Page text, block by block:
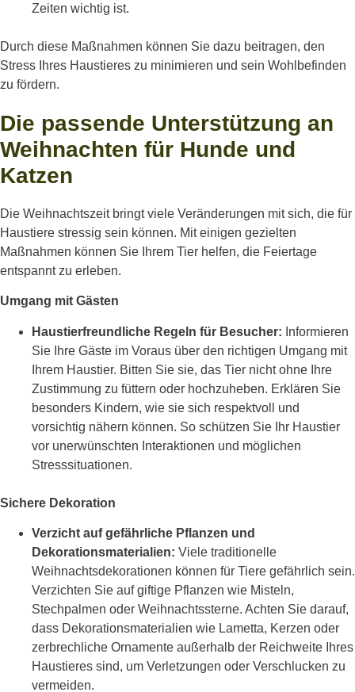
Zeiten wichtig ist.
Durch diese Maßnahmen können Sie dazu beitragen, den
Stress Ihres Haustieres zu minimieren und sein Wohlbefinden
zu fördern.
Die passende Unterstützung an
Weihnachten für Hunde und
Katzen
Die Weihnachtszeit bringt viele Veränderungen mit sich, die für
Haustiere stressig sein können. Mit einigen gezielten
Maßnahmen können Sie Ihrem Tier helfen, die Feiertage
entspannt zu erleben.
Umgang mit Gästen
Haustierfreundliche Regeln für Besucher: Informieren
Sie Ihre Gäste im Voraus über den richtigen Umgang mit
Ihrem Haustier. Bitten Sie sie, das Tier nicht ohne Ihre
Zustimmung zu füttern oder hochzuheben. Erklären Sie
besonders Kindern, wie sie sich respektvoll und
vorsichtig nähern können. So schützen Sie Ihr Haustier
vor unerwünschten Interaktionen und möglichen
Stresssituationen.
Sichere Dekoration
Verzicht auf gefährliche Pflanzen und
Dekorationsmaterialien: Viele traditionelle
Weihnachtsdekorationen können für Tiere gefährlich sein.
Verzichten Sie auf giftige Pflanzen wie Misteln,
Stechpalmen oder Weihnachtssterne. Achten Sie darauf,
dass Dekorationsmaterialien wie Lametta, Kerzen oder
zerbrechliche Ornamente außerhalb der Reichweite Ihres
Haustieres sind, um Verletzungen oder Verschlucken zu
vermeiden.